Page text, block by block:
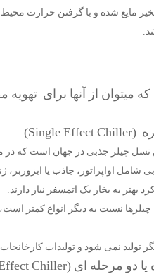
مایع شده و با گرفتن حرارت محیط
میتوان از آنها برای
نسل چیلر جذبی در جهان است که در
شامل اواپراتور، جاذب یا
بهتر به بخار یک اتمسفر نیاز دارند.
چیلرها نسبت به دیگر انواع کمتر
دیگر تولید نمی شود و تولیدات